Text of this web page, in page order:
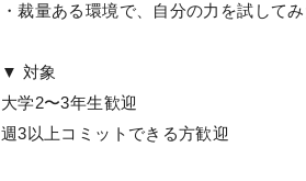
・裁量ある環境で、自分の力を試して
▼ 対象
大学2〜3年生歓迎
週3以上コミットできる方歓迎